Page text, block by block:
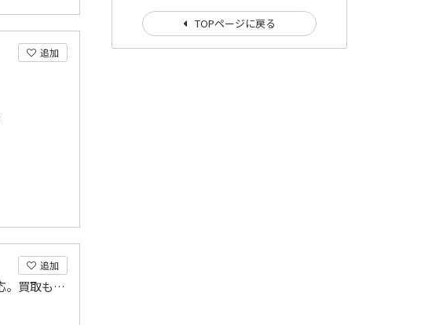
追加
追加
新車・中古車の販売はもちろん、点検や車検、修理に対応。買取もお任せください！
TOPページに戻る